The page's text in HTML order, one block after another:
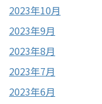
2023年10月
2023年9月
2023年8月
2023年7月
2023年6月